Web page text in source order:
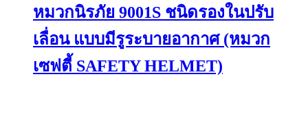
variants.
The
options
may
be
chosen
หมวกนิรภัย 9001S ชนิดรองในปรับ
เลื่อน แบบมีรูระบายอากาศ (หมวก
เซฟตี้ SAFETY HELMET)